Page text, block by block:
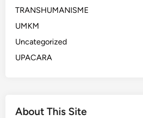
TRANSHUMANISME
UMKM
Uncategorized
UPACARA
About This Site